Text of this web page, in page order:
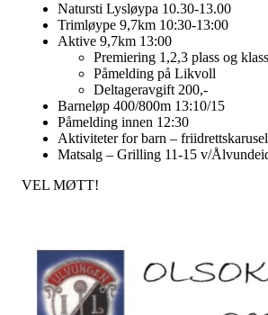
Natursti Lysløypa 10.30-13.00
Trimløype 9,7km 10:30-13:00
Aktive 9,7km 13:00
Premiering 1,2,3 plass og
Påmelding på Likvoll
Deltageravgift 200,-
Barneløp 400/800m 13:10/15
Påmelding innen 12:30
Aktiviteter for barn –
Matsalg – Grilling 11-15 v/
VEL MØTT!